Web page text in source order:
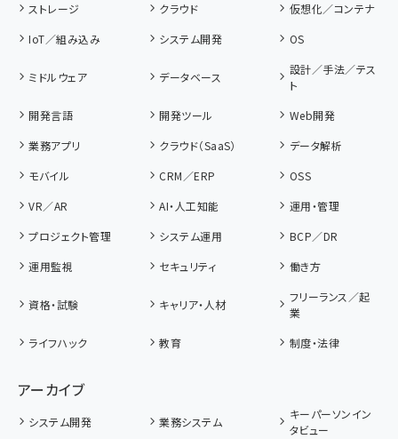
ストレージ
クラウド
仮想化／コンテナ
IoT／組み込み
システム開発 OS
ミドルウェア データベース
設計／手法／テス
ト
開発言語
開発ツール
Web開発
業務アプリ
クラウド（SaaS）
データ解析
モバイル
CRM／ERP
OSS
VR／AR
AI・人工知能
運用・管理
プロジェクト管理
システム運用
BCP／DR
運用監視
セキュリティ 働き方
資格・試験 キャリア・人材
フリーランス／起
業
ライフハック
教育 制度・法律
アーカイブ
システム開発 業務システム
キーパーソンイン
タビュー